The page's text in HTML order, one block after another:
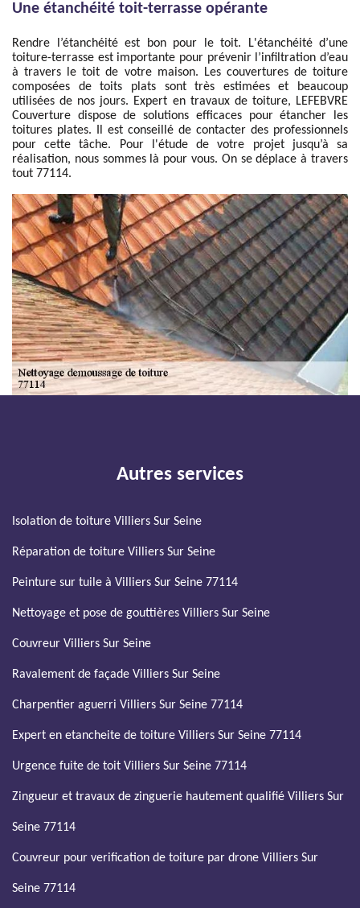
Une étanchéité toit-terrasse opérante
Rendre l’étanchéité est bon pour le toit. L'étanchéité d’une
toiture-terrasse est importante pour prévenir l’infiltration d’eau
à travers le toit de votre maison. Les couvertures de toiture
composées de toits plats sont très estimées et beaucoup
utilisées de nos jours. Expert en travaux de toiture, LEFEBVRE
Couverture dispose de solutions efficaces pour étancher les
toitures plates. Il est conseillé de contacter des professionnels
pour cette tâche. Pour l'étude de votre projet jusqu’à sa
réalisation, nous sommes là pour vous. On se déplace à travers
tout 77114.
Autres services
Isolation de toiture Villiers Sur Seine
Réparation de toiture Villiers Sur Seine
Peinture sur tuile à Villiers Sur Seine 77114
Nettoyage et pose de gouttières Villiers Sur Seine
Couvreur Villiers Sur Seine
Ravalement de façade Villiers Sur Seine
Charpentier aguerri Villiers Sur Seine 77114
Expert en etancheite de toiture Villiers Sur Seine 77114
Urgence fuite de toit Villiers Sur Seine 77114
Zingueur et travaux de zinguerie hautement qualifié Villiers Sur
Seine 77114
Couvreur pour verification de toiture par drone Villiers Sur
Seine 77114